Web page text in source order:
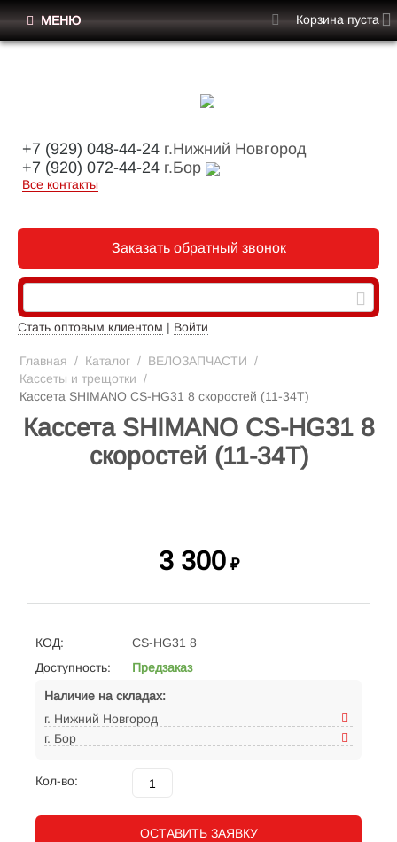
+7 (929) 048-44-24 г.Нижний Новгород
+7 (920) 072-44-24 г.Бор
Все контакты
Заказать обратный звонок
Стать оптовым клиентом | Войти
МЕНЮ Корзина пуста
Главная / Каталог / ВЕЛОЗАПЧАСТИ /
Кассеты и трещотки /
Кассета SHIMANO CS-HG31 8 скоростей (11-34Т)
Кассета SHIMANO CS-HG31 8
скоростей (11-34Т)
3 300 ₽
КОД:
CS-HG31 8
Доступность:
Предзаказ
Наличие на складах:
г. Нижний Новгород
г. Бор
Кол-во:
ОСТАВИТЬ ЗАЯВКУ